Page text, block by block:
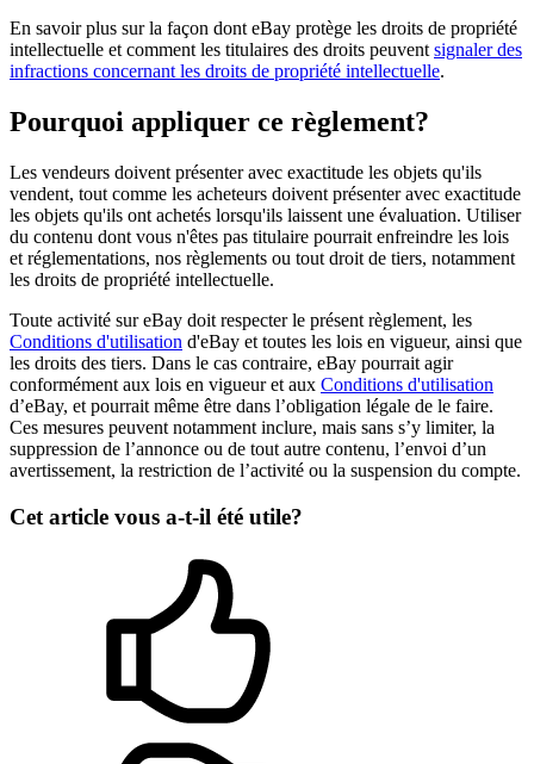
En savoir plus sur la façon dont eBay protège les droits de propriété
intellectuelle et comment les titulaires des droits peuvent signaler des
infractions concernant les droits de propriété intellectuelle.
Pourquoi appliquer ce règlement?
Les vendeurs doivent présenter avec exactitude les objets qu'ils
vendent, tout comme les acheteurs doivent présenter avec exactitude
les objets qu'ils ont achetés lorsqu'ils laissent une évaluation. Utiliser
du contenu dont vous n'êtes pas titulaire pourrait enfreindre les lois
et réglementations, nos règlements ou tout droit de tiers, notamment
les droits de propriété intellectuelle.
Toute activité sur eBay doit respecter le présent règlement, les
Conditions d'utilisation d'eBay et toutes les lois en vigueur, ainsi que
les droits des tiers. Dans le cas contraire, eBay pourrait agir
conformément aux lois en vigueur et aux Conditions d'utilisation
d’eBay, et pourrait même être dans l’obligation légale de le faire.
Ces mesures peuvent notamment inclure, mais sans s’y limiter, la
suppression de l’annonce ou de tout autre contenu, l’envoi d’un
avertissement, la restriction de l’activité ou la suspension du compte.
Cet article vous a-t-il été utile?